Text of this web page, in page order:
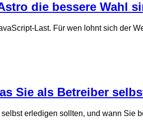
die bessere Wahl
Last. Für wen lohnt sich der
Sie als Betreiber
erledigen sollten, und wann Sie